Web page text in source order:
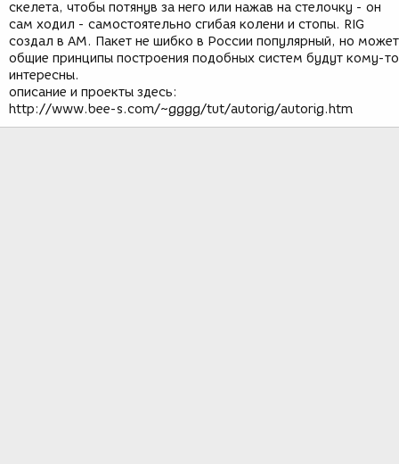
я
скелета, чтобы потянув за него или нажав на стелочку - он
сам ходил - самостоятельно сгибая колени и стопы. RIG
создал в АМ. Пакет не шибко в России популярный, но может
общие принципы построения подобных систем будут кому-то
интересны.
описание и проекты здесь:
http://www.bee-s.com/~gggg/tut/autorig/autorig.htm